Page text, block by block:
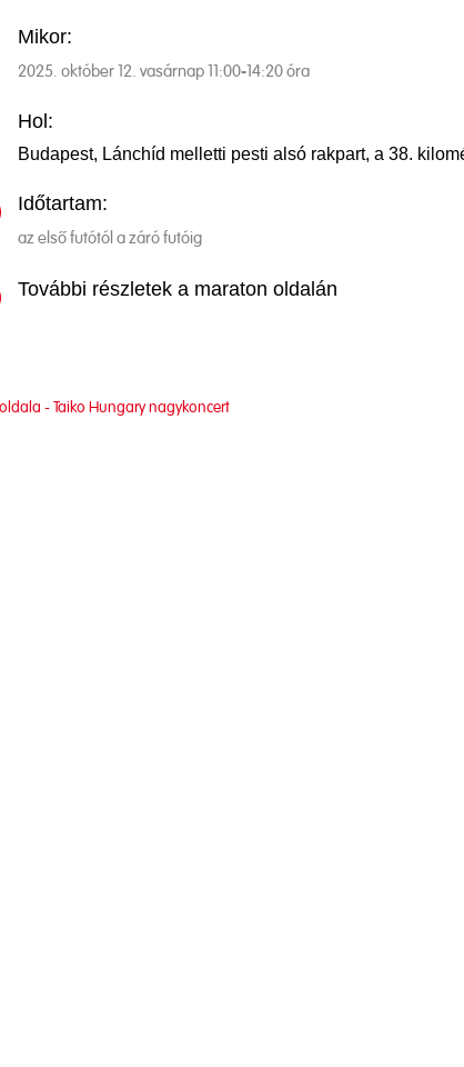
Mikor:
2025. október 12. vasárnap 11:00-14:20 óra
Hol:
Budapest, Lánchíd melletti pesti alsó rakpart, a 38.
Időtartam:
az első futótól a záró futóig
További részletek a maraton oldalán
oldala - Taiko Hungary nagykoncert